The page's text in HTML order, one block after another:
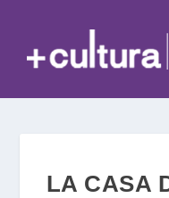
LA CASA